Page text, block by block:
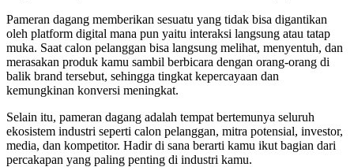
Pameran dagang memberikan sesuatu yang tidak bisa digantikan
oleh platform digital mana pun yaitu interaksi langsung atau tatap
muka. Saat calon pelanggan bisa langsung melihat, menyentuh, dan
merasakan produk kamu sambil berbicara dengan orang-orang di
balik brand tersebut, sehingga tingkat kepercayaan dan
kemungkinan konversi meningkat.
Selain itu, pameran dagang adalah tempat bertemunya seluruh
ekosistem industri seperti calon pelanggan, mitra potensial, investor,
media, dan kompetitor. Hadir di sana berarti kamu ikut bagian dari
percakapan yang paling penting di industri kamu.